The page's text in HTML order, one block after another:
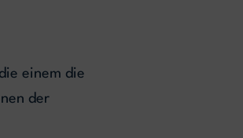
einem die
der